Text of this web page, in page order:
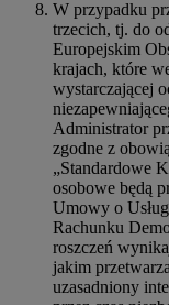
W przypadku
trzecich, tj. do
Europejskim
krajach, które
wystarczającej
Administrator
zgodne z
„Standardowe
osobowe będą
Umowy o
Rachunku
roszczeń
jakim
uzasadniony